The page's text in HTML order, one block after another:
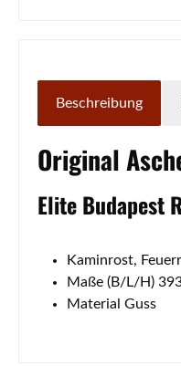
Beschreibung
Original
EliteBudapest
Kaminrost,
Maße (B/L/H)
Material Guss